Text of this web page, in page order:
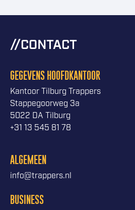
CONTACT
GEGEVENS HOOFDKANTOOR
Kantoor Tilburg Trappers
Stappegoorweg 3a
5022 DA Tilburg
+31 13 545 81 78
ALGEMEEN
info@trappers.nl
BUSINESS